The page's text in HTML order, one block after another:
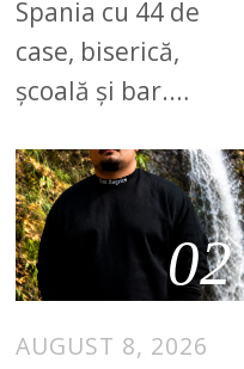
Spania cu 44 de
case, biserică,
școală și bar.…
02
AUGUST 8, 2026